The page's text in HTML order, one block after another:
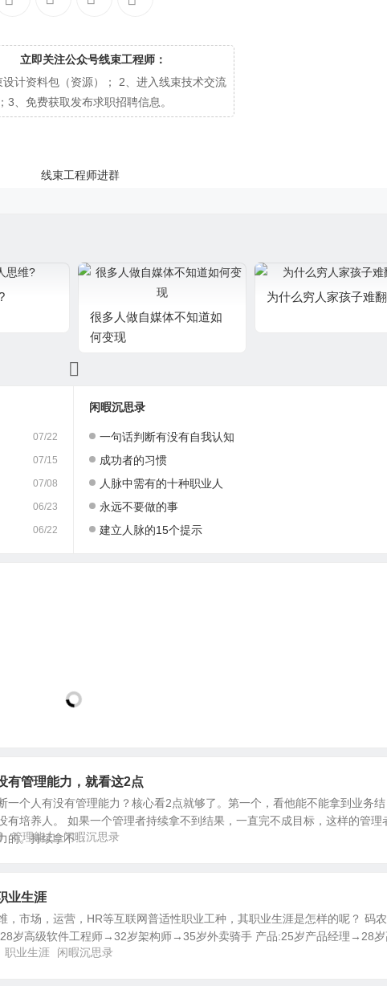
立即关注公众号线束工程师：
计资料包（资源）； 2、进入线束技术交流
3、免费获取发布求职招聘信息。
很多人做自媒体不知道如
何变现
为什么穷人家孩子难
07/22
07/15
07/08
06/23
06/22
闲暇沉思录
一句话判断有没有自我认知
成功者的习惯
人脉中需有的十种职业人
永远不要做的事
建立人脉的15个提示
有管理能力，就看这2点
一个人有没有管理能力？核心看2点就够了。第一个，看他能不能拿到业务结
有培养人。 如果一个管理者持续拿不到结果，一直完不成目标，这样的管理
的。持续拿不...
管理能力 闲暇沉思录
业生涯
，市场，运营，HR等互联网普适性职业工种，其职业生涯是怎样的呢？ 码
岁高级软件工程师→32岁架构师→35岁外卖骑手 产品:25岁产品经理→28岁
职业生涯 闲暇沉思录